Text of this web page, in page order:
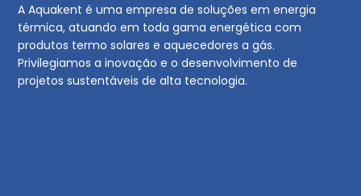
A Aquakent é uma empresa de soluções em energia
térmica, atuando em toda gama energética com
produtos termo solares e aquecedores a gás.
Privilegiamos a inovação e o desenvolvimento de
projetos sustentáveis de alta tecnologia.